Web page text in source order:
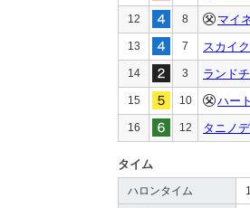
12 8 マイ
13 7 スカイ
14 3 ランド
15 10 ハー
16 12 タニノ
タイム
ハロンタイム